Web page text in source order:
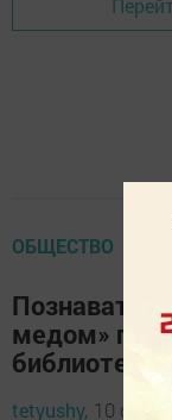
ОБЩЕСТВО
медом»
библиотеке
tetyushy, 10